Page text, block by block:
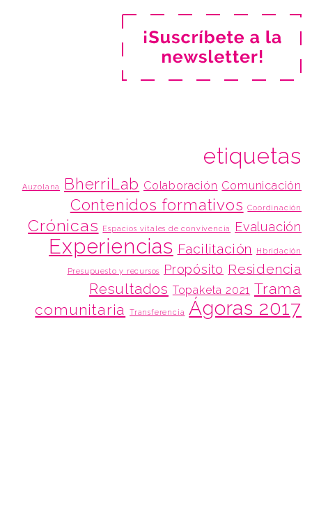
etiquetas
Auzolana BherriLab Colaboración Comunicación
Contenidos formativos Coordinación
Crónicas Espacios vitales de convivencia Evaluación
Experiencias Facilitación Hbridación
Presupuesto y recursos Propósito Residencia
Resultados Topaketa 2021 Trama
comunitaria
Transferencia Ágoras 2017